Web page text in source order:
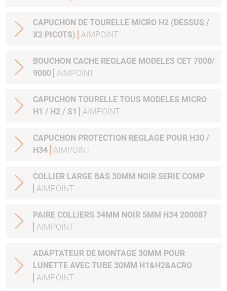
CAPUCHON DE TOURELLE MICRO H2 (DESSUS /
X2 PICOTS)
AIMPOINT
BOUCHON CACHE REGLAGE MODELES CET 7000/
9000 AIMPOINT
CAPUCHON TOURELLE TOUS MODELES MICRO
H1 / H2 / S1
AIMPOINT
CAPUCHON PROTECTION REGLAGE POUR H30 /
H34 AIMPOINT
COLLIER LARGE BAS 30MM NOIR SERIE COMP
AIMPOINT
PAIRE COLLIERS 34MM NOIR 5MM H34 200087
AIMPOINT
ADAPTATEUR DE MONTAGE 30MM POUR
LUNETTE AVEC TUBE 30MM H1&H2&ACRO
AIMPOINT